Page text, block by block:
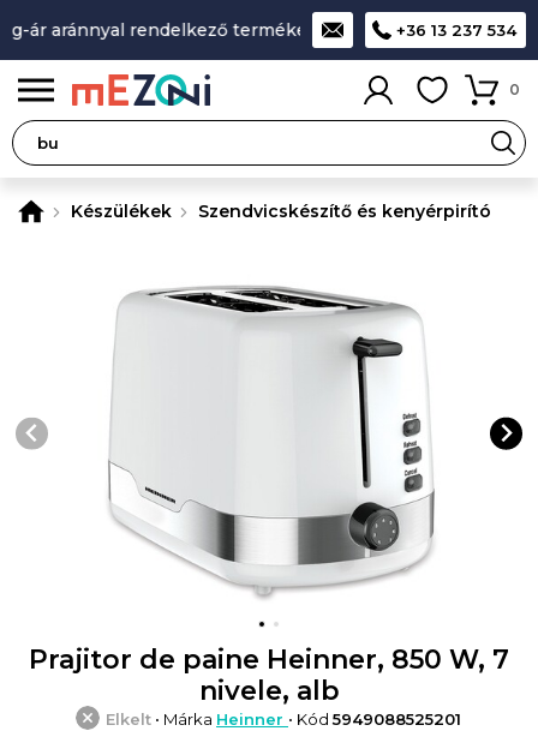
ár aránnyal rendelkező termékek A legjobb design-
+36 13 237 534
0
Készülékek Szendvicskészítő és kenyérpirító
Prajitor de paine Heinner, 850 W, 7
nivele, alb
Elkelt • Márka Heinner • Kód5949088525201